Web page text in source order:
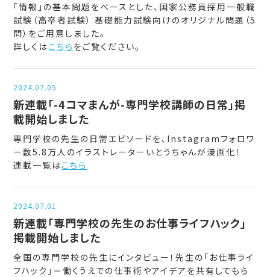
「情報」の基本問題をベースとした、国家公務員採用一般職
試験（高卒者試験） 基礎能力試験向けのオリジナル問題（5
問）をご用意しました。
詳しくはこちら をご覧ください。
2024.07.05
新連載「-4コマまんが-専門学校講師の日常」掲
載開始しました
専門学校の先生の日常エピソードを、Instagramフォロワ
ー数5.8万人のイラストレーターいとうちゃんが漫画化！
連載一覧はこちら
2024.07.01
新連載「専門学校の先生のお仕事ライフハック」
掲載開始しました
全国の専門学校の先生にインタビュー！先生の「お仕事ライ
フハック」＝働くうえでの仕事術やアイデアを共有してもら